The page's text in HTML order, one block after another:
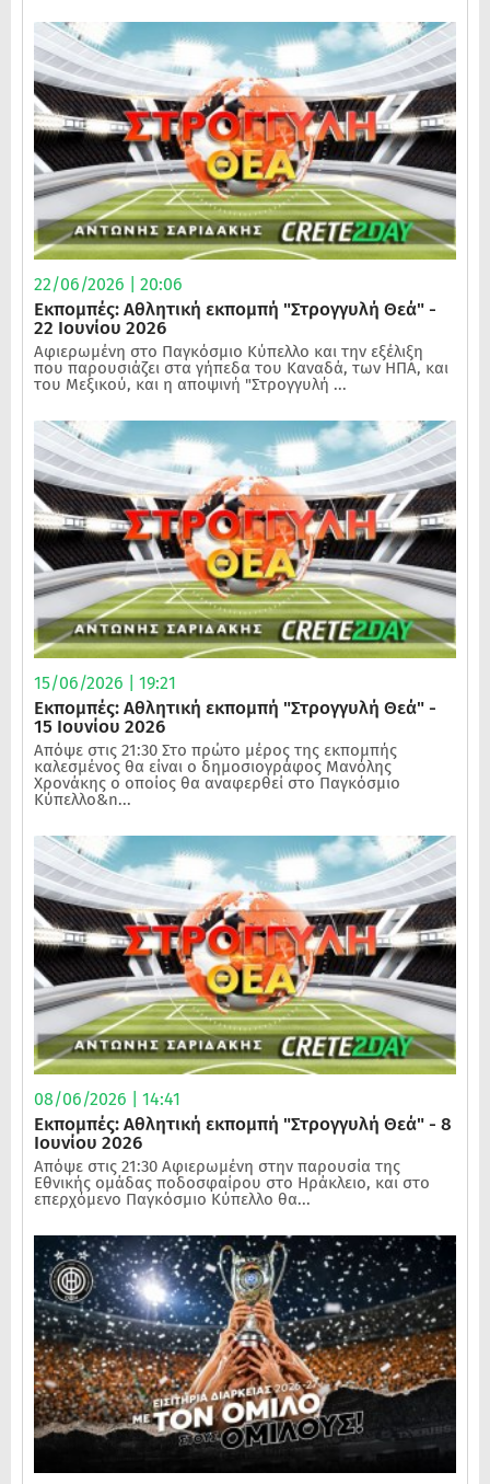
22/06/2026 | 20:06
Εκπομπές: Αθλητική εκπομπή "Στρογγυλή Θεά" -
22 Ιουνίου 2026
Αφιερωμένη στο Παγκόσμιο Κύπελλο και την εξέλιξη
που παρουσιάζει στα γήπεδα του Καναδά, των ΗΠΑ, και
του Μεξικού, και η αποψινή "Στρογγυλή ...
15/06/2026 | 19:21
Εκπομπές: Αθλητική εκπομπή "Στρογγυλή Θεά" -
15 Ιουνίου 2026
Απόψε στις 21:30 Στο πρώτο μέρος της εκπομπής
καλεσμένος θα είναι ο δημοσιογράφος Μανόλης
Χρονάκης ο οποίος θα αναφερθεί στο Παγκόσμιο
Κύπελλο&n...
08/06/2026 | 14:41
Εκπομπές: Αθλητική εκπομπή "Στρογγυλή Θεά" - 8
Ιουνίου 2026
Απόψε στις 21:30 Αφιερωμένη στην παρουσία της
Εθνικής ομάδας ποδοσφαίρου στο Ηράκλειο, και στο
επερχόμενο Παγκόσμιο Κύπελλο θα...